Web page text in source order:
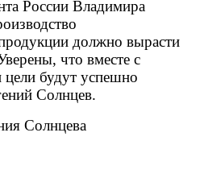
России Владимира
должно вырасти
что вместе с
цели будут успешно
Солнцев.
Солнцева